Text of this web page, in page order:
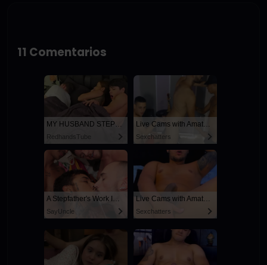
11 Comentarios
MY HUSBAND STEPSON MISTAKENLY GIVES ME IN THE ASS
RedhandsTube
Live Cams with Amateur Men
Sexchatters
A Stepfather's Work Is Never Done
SayUncle
Live Cams with Amateur Men
Sexchatters